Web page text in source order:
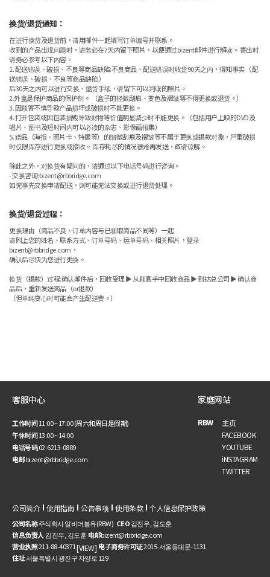
换货/退货通知：
在进行换货及退货前，请用邮件一起填写订单编号并联系。
收到的产品出现问题时，请务必在7天内留下照片，以便通过bizent邮件进行解读。 寄出时
请务必参考以下内容。
1. 配送错误、破损、不良等商品缺陷:不良商品、配送错误时收货90天之内，得知事实（ 配
送错误、破损、不良等商品缺陷 ）
后30天之内可以进行交换、退货手续，请留下可以判读的照片。
2.外盒是保护商品的保护剂。 （盒子的轻微刮痕、变色及褶皱等不得更换或退货。）
3. 因顾客不慎导致产品损坏或破损时不能更换。
4. 打开包装或因包装损毁导致财物等价值明显减少时不能更换。（包括用户上映的DVD及
唱片、图书及短时间内可以必读的杂志、影像画报集）
5. 赠品（海报、照片卡、特展等）的细微刮痕及褶皱等不属于更换或退款对象，严重破损
时仅限库存进行更换或接收。 库存耗尽的情况很难再发送，敬请谅解。
除此之外，对换货有疑问的，请通过以下电话号码进行咨询。
- 交换咨询:bizent@rbbridge.com
如无事先交换申请配送，则可能无法交换或进行退货处理。
换货/退货过程：
更换理由（商品不良、订单内容与已领取商品不同等）一起
请附上您的姓名、联系方式、订单号码、运单号码、相关照片，登录
bizent@rbbridge.com，
确认后尽快为您进行更换。
换货（退款）过程:确认邮件后，回收受理 ▶ 从顾客手中回收商品 ▶ 到达总公司 ▶ 确认商
品后，重新发送商品（or退款）
（但单纯变心时可能会产生配送费。）
客服中心
工作时间11:00 ~ 17:00 (周六和周日是假期)
午休时间13:00 ~ 14:00
电话号码02-6213-0889
电邮bizent@rbbridge.com
家庭网站
RBW
主页
FACEBOOK
YOUTUBE
iNSTAGRAM
TWITTER
公司简介 使用指南 公告事项 使用条款 个人信息保护政策
公司名称주식회사 알비더블유(RBW) CEO김진우, 김도훈
信息负责人 김진우, 김도훈电邮bizent@rbbridge.com
营业执照211-88-40371[VIEW] 电子商务许可证2015-서울동대문-1131
住址서울특별시 광진구 자양로 129